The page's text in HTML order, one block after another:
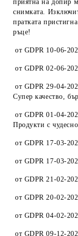
приятна на допир
снимката.
пратката
ръце!
от GDPR 10-06-
от GDPR 02-06-
от GDPR 29-04-
Супер качество,
от GDPR 01-04-
Продукти с чудесно
от GDPR 17-03-
от GDPR 17-03-
от GDPR 21-02-
от GDPR 20-02-
от GDPR 04-02-
от GDPR 09-12-